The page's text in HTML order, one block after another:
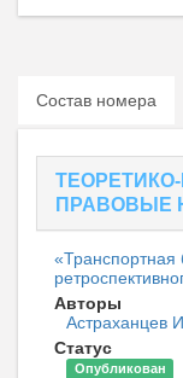
Состав номера
ПРАВОВЫЕ
«Транспортная
Авторы
Астраханцев
Статус
Опубликован